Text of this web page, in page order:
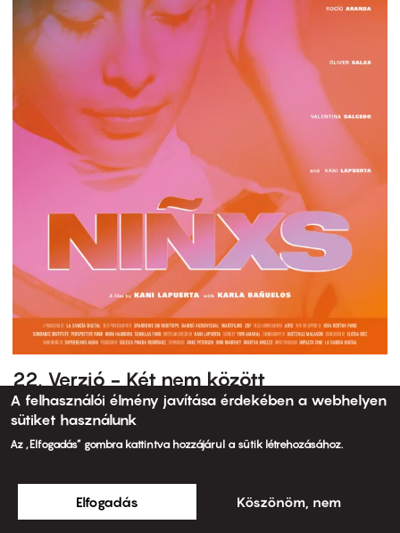
22. Verzió - Két nem között
A felhasználói élmény javítása érdekében a webhelyen
sütiket használunk
Az „Elfogadás” gombra kattintva hozzájárul a sütik létrehozásához.
Elfogadás Köszönöm, nem